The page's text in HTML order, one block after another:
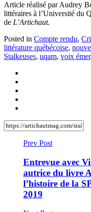
Article réalisé par Audrey
littéraires à l’Université du
de L’Artichaut.
Posted in Compte rendu,
littérature québécoise,
Stalkeuses, uqam, voix
Prev Post
Entrevue avec
autrice du livre
l’histoire de la
2019